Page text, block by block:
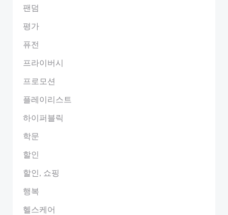
팬덤
평가
퓨전
프라이버시
프로모션
플레이리스트
하이퍼블릭
학문
할인
할인, 쇼핑
행복
헬스케어